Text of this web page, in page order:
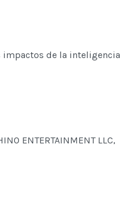
impactos de la inteligencia
ENTERTAINMENT LLC,